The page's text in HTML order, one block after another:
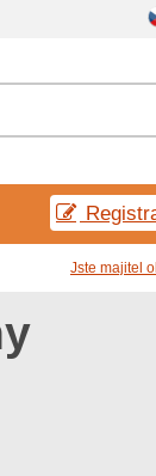
Jste majitel